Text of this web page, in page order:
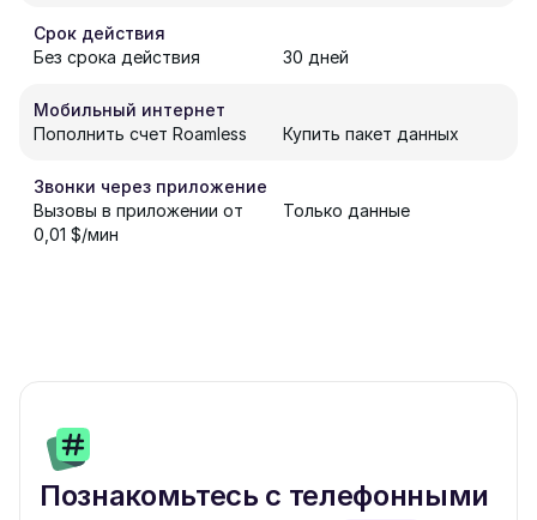
Срок действия
Без срока действия
30 дней
Мобильный интернет
Пополнить счет Roamless
Купить пакет данных
Звонки через приложение
Вызовы в приложении от
0,01 $/мин
Только данные
Познакомьтесь с телефонными